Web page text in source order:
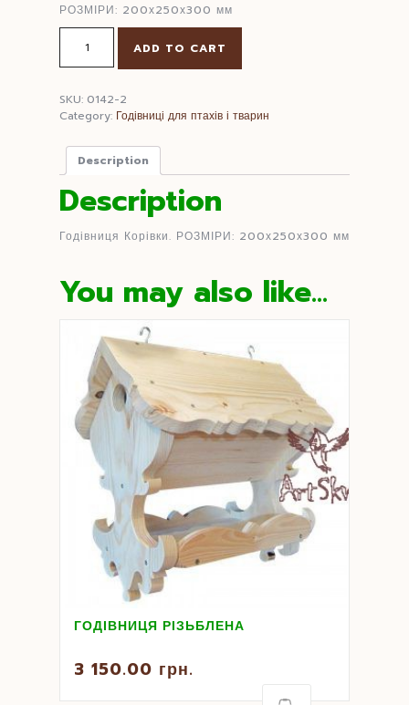
РОЗМІРИ: 200х250х300 мм
Корівки
quantity
ADD TO CART
SKU: 0142-2
Category: Годівниці для птахів і тварин
Description
Description
Годівниця Корівки. РОЗМІРИ: 200х250х300 мм
You may also like…
ГОДІВНИЦЯ РІЗЬБЛЕНА
3 150.00 грн.